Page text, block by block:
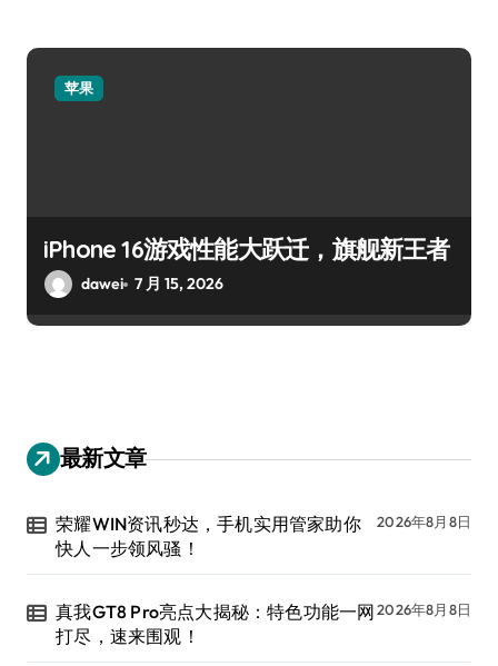
苹果
iPhone 16游戏性能大跃迁，旗舰新王者
dawei 7 月 15, 2026
最新文章
荣耀WIN资讯秒达，手机实用管家助你
快人一步领风骚！
2026年8月8日
真我GT8 Pro亮点大揭秘：特色功能一网
打尽，速来围观！
2026年8月8日